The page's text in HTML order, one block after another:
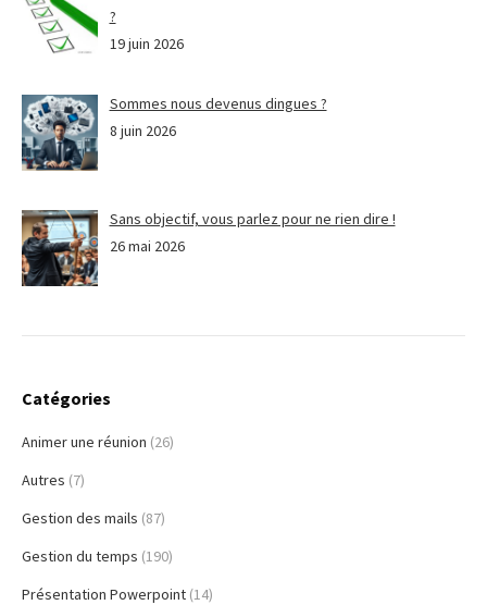
?
19 juin 2026
Sommes nous devenus dingues ?
8 juin 2026
Sans objectif, vous parlez pour ne rien dire !
26 mai 2026
Catégories
Animer une réunion (26)
Autres (7)
Gestion des mails (87)
Gestion du temps (190)
Présentation Powerpoint (14)